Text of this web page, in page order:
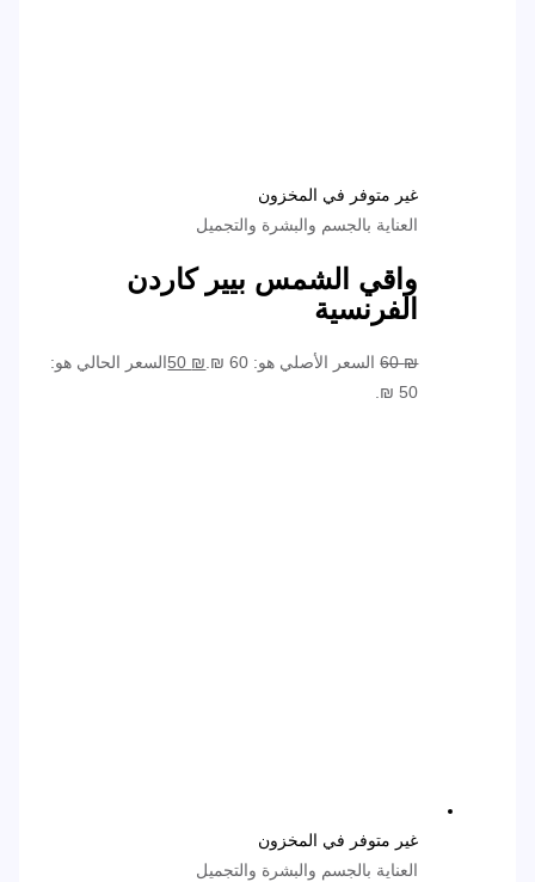
غير متوفر في المخزون
العناية بالجسم والبشرة والتجميل
واقي الشمس بيير كاردن
الفرنسية
60₪ السعر الأصلي هو: 60 ₪. 50 ₪
السعر الحالي هو:
50 ₪.
غير متوفر في المخزون
العناية بالجسم والبشرة والتجميل